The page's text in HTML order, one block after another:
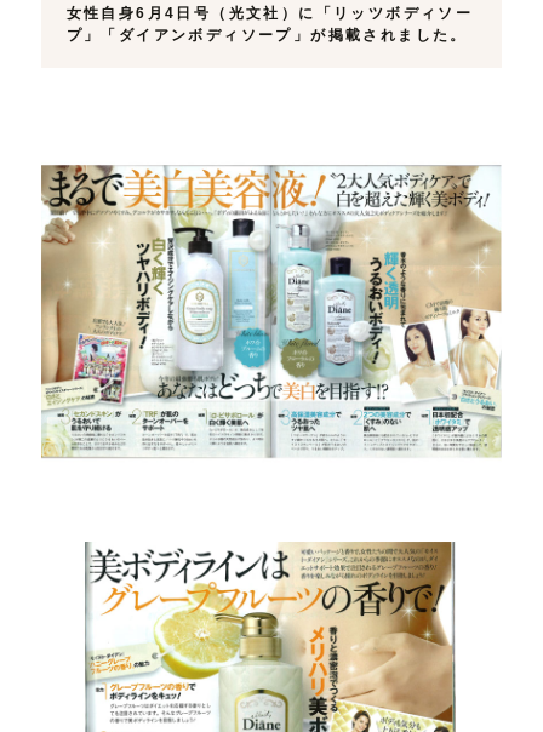
女性自身6月4日号（光文社）に「リッツボディソー
プ」「ダイアンボディソープ」が掲載されました。